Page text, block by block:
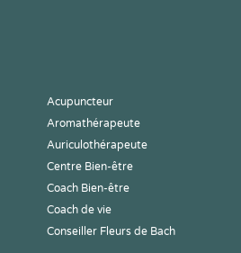
Acupuncteur
Aromathérapeute
Auriculothérapeute
Centre Bien-être
Coach Bien-être
Coach de vie
Conseiller Fleurs de Bach